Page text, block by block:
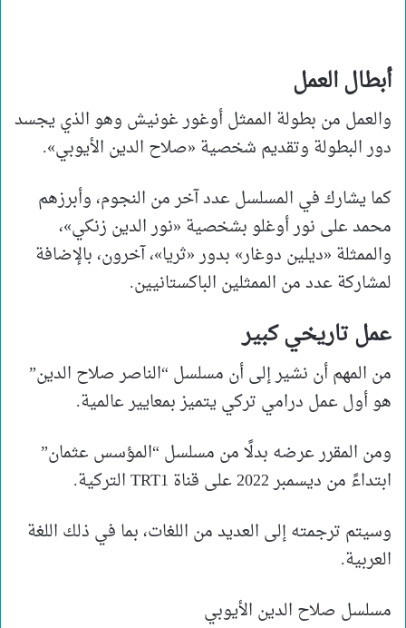
أبطال العمل
والعمل من بطولة الممثل أوغور غونيش وهو الذي يجسد
دور البطولة وتقديم شخصية «صلاح الدين الأيوبي».
كما يشارك في المسلسل عدد آخر من النجوم، وأبرزهم
محمد على نور أوغلو بشخصية «نور الدين زنكي»،
والممثلة «ديلين دوغار» بدور «ثريا»، آخرون، بالإضافة
لمشاركة عدد من الممثلين الباكستانيين.
عمل تاريخي كبير
من المهم أن نشير إلى أن مسلسل “الناصر صلاح الدين”
هو أول عمل درامي تركي يتميز بمعايير عالمية.
ومن المقرر عرضه بدلًا من مسلسل “المؤسس عثمان”
ابتداءً من ديسمبر 2022 على قناة TRT1 التركية.
وسيتم ترجمته إلى العديد من اللغات، بما في ذلك اللغة
العربية.
مسلسل صلاح الدين الأيوبي